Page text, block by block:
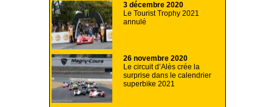
3 décembre 2020
Le Tourist Trophy 2021
annulé
26 novembre 2020
Le circuit d’Alès crée la
surprise dans le calendrier
superbike 2021